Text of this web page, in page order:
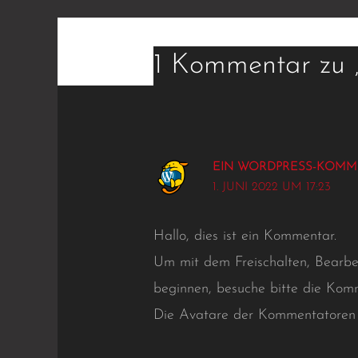
1 Kommentar zu
EIN WORDPRESS-
1. JUNI 2022 UM 17:23
Hallo, dies ist ein Kommentar.
Um mit dem Freischalten,
beginnen, besuche bitte die
Die Avatare der Kommentatoren